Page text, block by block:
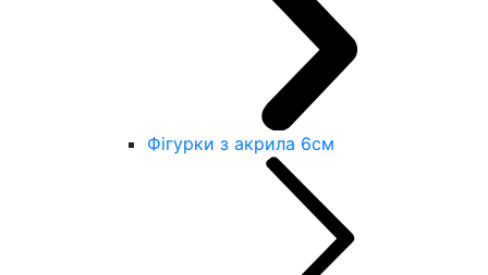
Фігурки з акрила 6см